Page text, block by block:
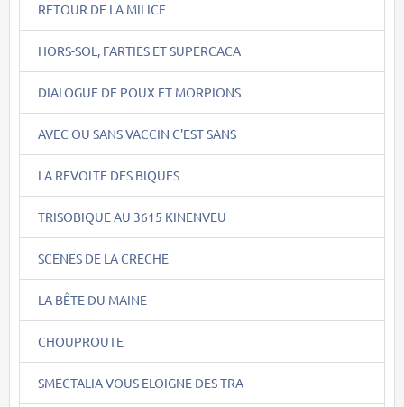
RETOUR DE LA MILICE
HORS-SOL, FARTIES ET SUPERCACA
DIALOGUE DE POUX ET MORPIONS
AVEC OU SANS VACCIN C'EST SANS
LA REVOLTE DES BIQUES
TRISOBIQUE AU 3615 KINENVEU
SCENES DE LA CRECHE
LA BÊTE DU MAINE
CHOUPROUTE
SMECTALIA VOUS ELOIGNE DES TRA